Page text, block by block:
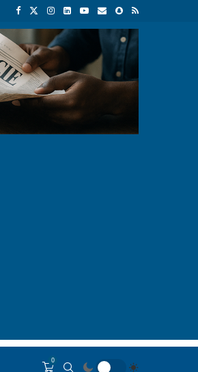
Autocarros municipais chegaram à cidade e
0